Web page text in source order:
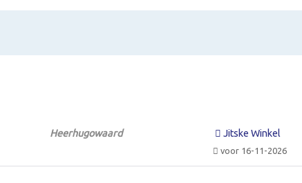
Heerhugowaard Jitske Winkel
voor 16-11-2026